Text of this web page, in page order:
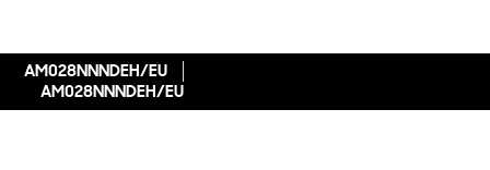
AM028NNNDEH/EU
AM028NNNDEH/EU